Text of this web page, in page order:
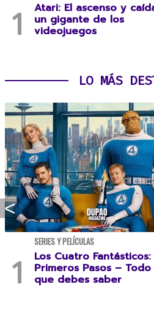
Atari: El ascenso y
un gigante de los
videojuegos
LO MÁS
SERIES Y PELÍCULAS
Los Cuatro Fantásticos:
Primeros Pasos –
que debes saber